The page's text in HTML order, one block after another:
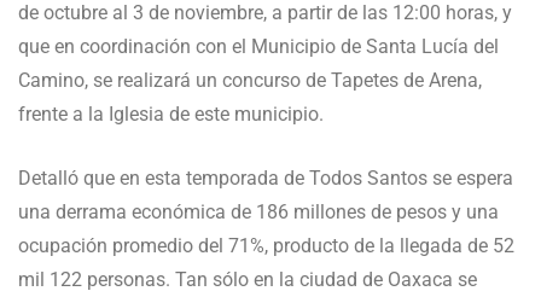
de octubre al 3 de noviembre, a partir de las 12:00 horas, y
que en coordinación con el Municipio de Santa Lucía del
Camino, se realizará un concurso de Tapetes de Arena,
frente a la Iglesia de este municipio.
Detalló que en esta temporada de Todos Santos se espera
una derrama económica de 186 millones de pesos y una
ocupación promedio del 71%, producto de la llegada de 52
mil 122 personas. Tan sólo en la ciudad de Oaxaca se